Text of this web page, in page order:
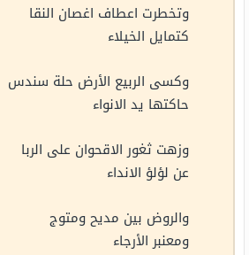
وتخطرت اعطاف اغصان النقا
كتمايل الخيلاء
وكسى الربيع الأرض حلة
حاكتها يد الانواء
وزهت ثغور الاقحوان على
عن لؤلؤ الانداء
والروض بين مديح
ومعنبر الأرجاء